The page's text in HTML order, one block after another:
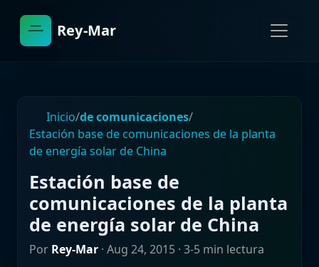
Rey-Mar
Inicio/de comunicaciones/
Estación base de comunicaciones de la planta
de energía solar de China
Estación base de
comunicaciones de la planta
de energía solar de China
Por Rey-Mar · Aug 24, 2015 · 3-5 min lectura